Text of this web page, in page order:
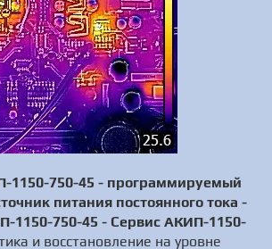
750-45 - программируемый
питания постоянного тока -
1150-750-45 - Сервис АКИП-1150-
и восстановление на уровне